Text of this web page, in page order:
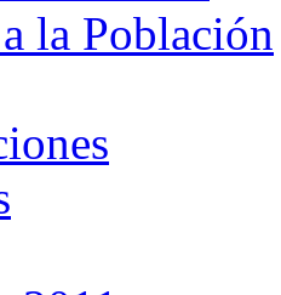
la Población